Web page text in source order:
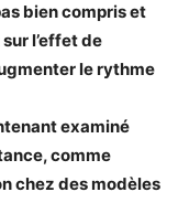
bien compris et
l’effet de
le rythme
examiné
comme
chez des modèles